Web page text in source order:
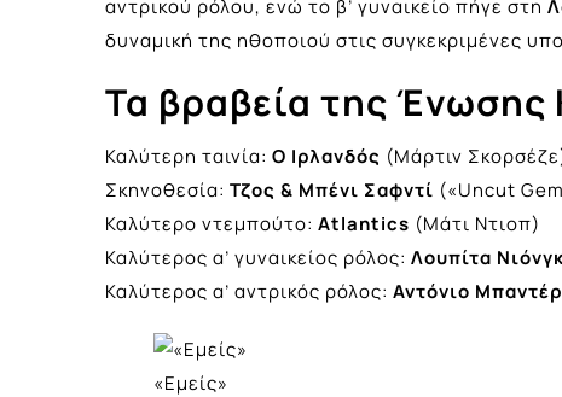
αντρικού ρόλου, ενώ το β’ γυναικείο πήγε στη
δυναμική της ηθοποιού στις συγκεκριμένες
Τα βραβεία της Ένωσης
Καλύτερη ταινία: Ο Ιρλανδός (Μάρτιν
Σκηνοθεσία: Τζος & Μπένι Σαφντί («Uncut
Καλύτερο ντεμπούτο: Atlantics (Μάτι Ντιοπ)
Καλύτερος α’ γυναικείος ρόλος: Λουπίτα
Καλύτερος α’ αντρικός ρόλος: Αντόνιο
«Εμείς»